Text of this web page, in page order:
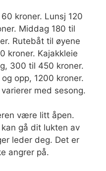
kroner. Lunsj 120
Middag 180 til
Rutebåt til øyene
kroner. Kajakkleie
300 til 450 kroner.
opp, 1200 kroner.
med sesong.
være litt åpen.
gå dit lukten av
leder deg. Det er
angrer på.